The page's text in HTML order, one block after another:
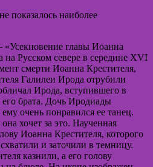
показалось наиболее
«Усекновение главы Иоанна
Русском севере в середине XVI
смерти Иоанна Крестителя,
Галилеи Ирода отрубили
Ирода, вступившего в
брата. Дочь Иродиады
очень понравился ее танец.
хочет за это. Наученная
Иоанна Крестителя, которого
и заточили в темницу.
казнили, а его голову